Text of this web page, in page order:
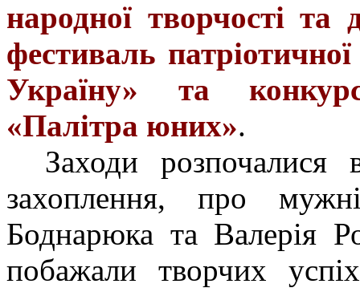
народної творчості та
фестиваль
Україну» та
«Палітра юних».
Заходи
захоплення, про
Боднарюка та Валерія
побажали творчих